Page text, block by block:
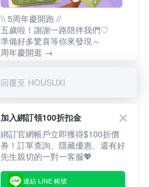
\\ 5周年慶開跑 //
五歲啦！謝謝一路陪伴我們♡
準備好多驚喜等你來發現～
周年慶開逛 →
回覆至 HOUSUXI
加入綁訂領100折扣金
綁訂官網帳戶立即獲得$100折價
券！訂單查詢、隱藏優惠、還有好
先生親切的一對一客服💖
連結 LINE 帳號